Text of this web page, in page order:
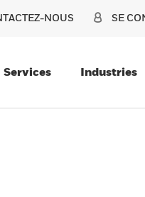
NOUS SE
Services Industries